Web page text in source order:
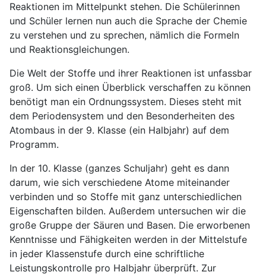
Reaktionen im Mittelpunkt stehen. Die Schülerinnen
und Schüler lernen nun auch die Sprache der Chemie
zu verstehen und zu sprechen, nämlich die Formeln
und Reaktionsgleichungen.
Die Welt der Stoffe und ihrer Reaktionen ist unfassbar
groß. Um sich einen Überblick verschaffen zu können
benötigt man ein Ordnungssystem. Dieses steht mit
dem Periodensystem und den Besonderheiten des
Atombaus in der 9. Klasse (ein Halbjahr) auf dem
Programm.
In der 10. Klasse (ganzes Schuljahr) geht es dann
darum, wie sich verschiedene Atome miteinander
verbinden und so Stoffe mit ganz unterschiedlichen
Eigenschaften bilden. Außerdem untersuchen wir die
große Gruppe der Säuren und Basen. Die erworbenen
Kenntnisse und Fähigkeiten werden in der Mittelstufe
in jeder Klassenstufe durch eine schriftliche
Leistungskontrolle pro Halbjahr überprüft. Zur